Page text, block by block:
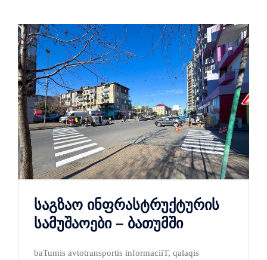
საგზაო ინფრასტრუქტურის
სამუშაოები – ბათუმში
baTumis avtotransportis informaciiT, qalaqis